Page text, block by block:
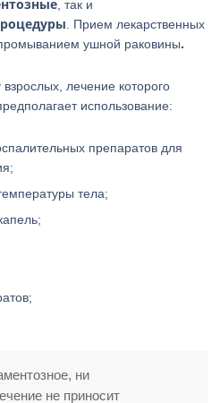
, так и
. Прием лекарственных
ушной раковины.
лечение которого
использование:
препаратов для
тела;
ни
не приносит